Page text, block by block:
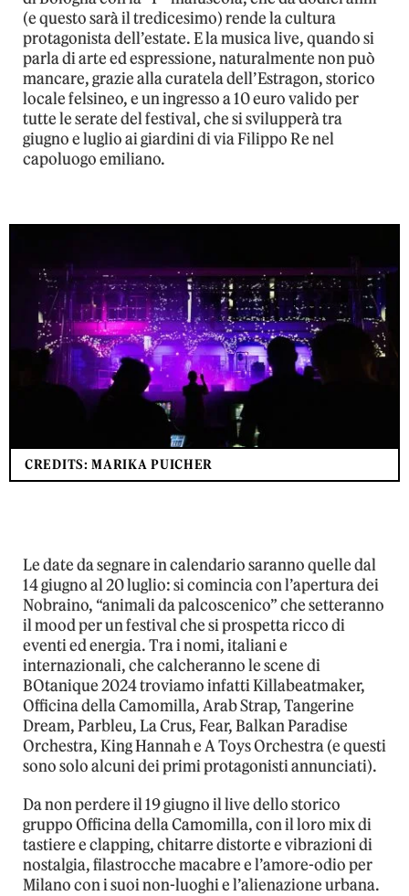
(e questo sarà il tredicesimo) rende la cultura
protagonista dell’estate. E la musica live, quando si
parla di arte ed espressione, naturalmente non può
mancare, grazie alla curatela dell’Estragon, storico
locale felsineo, e un ingresso a 10 euro valido per
tutte le serate del festival, che si svilupperà tra
giugno e luglio ai giardini di via Filippo Re nel
capoluogo emiliano.
CREDITS: MARIKA PUICHER
Le date da segnare in calendario saranno quelle dal
14 giugno al 20 luglio: si comincia con l’apertura dei
Nobraino, “animali da palcoscenico” che setteranno
il mood per un festival che si prospetta ricco di
eventi ed energia. Tra i nomi, italiani e
internazionali, che calcheranno le scene di
BOtanique 2024 troviamo infatti Killabeatmaker,
Officina della Camomilla, Arab Strap, Tangerine
Dream, Parbleu, La Crus, Fear, Balkan Paradise
Orchestra, King Hannah e A Toys Orchestra (e questi
sono solo alcuni dei primi protagonisti annunciati).
Da non perdere il 19 giugno il live dello storico
gruppo Officina della Camomilla, con il loro mix di
tastiere e clapping, chitarre distorte e vibrazioni di
nostalgia, filastrocche macabre e l’amore-odio per
Milano con i suoi non-luoghi e l’alienazione urbana.